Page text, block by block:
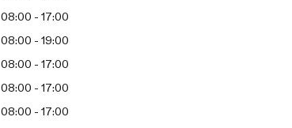
08:00 - 17:00
08:00 - 19:00
08:00 - 17:00
08:00 - 17:00
08:00 - 17:00